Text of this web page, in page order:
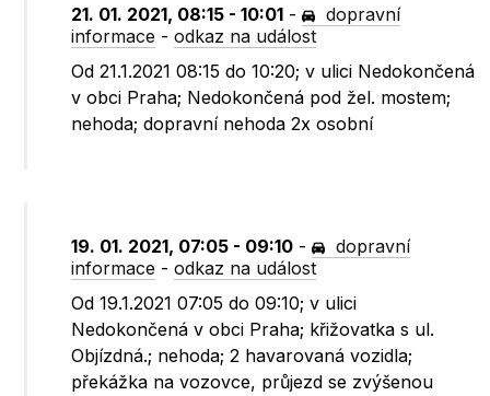
21. 01. 2021, 08:15 - 10:01 -
dopravní
informace -odkaz na událost
Od 21.1.2021 08:15 do 10:20; v ulici Nedokončená
v obci Praha; Nedokončená pod žel. mostem;
nehoda; dopravní nehoda 2x osobní
19. 01. 2021, 07:05 - 09:10 -
dopravní
informace -odkaz na událost
Od 19.1.2021 07:05 do 09:10; v ulici
Nedokončená v obci Praha; křižovatka s ul.
Objízdná.; nehoda; 2 havarovaná vozidla;
překážka na vozovce, průjezd se zvýšenou